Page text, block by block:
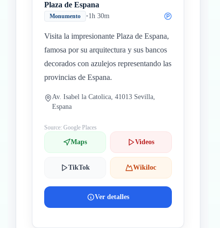
Plaza de Espana
Monumento •1h 30m
Visita la impresionante Plaza de Espana,
famosa por su arquitectura y sus bancos
decorados con azulejos representando las
provincias de Espana.
Av. Isabel la Catolica, 41013 Sevilla,
Espana
Source: Google Places
Maps Videos
TikTok Wikiloc
Ver detalles